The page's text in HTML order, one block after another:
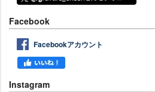
Facebook
Facebookアカウント
Instagram